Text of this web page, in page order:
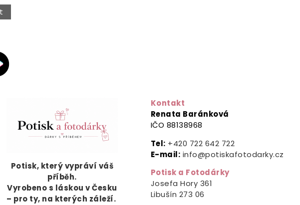
Potisk, který vypráví váš
příběh.
Vyrobeno s láskou v Česku
– pro ty, na kterých záleží.
Kontakt
Renata Baránková
IČO 88138968
Tel: +420 722 642 722
E-mail: info@potiskafotodarky.cz
Potisk a Fotodárky
Josefa Hory 361
Libušín 273 06